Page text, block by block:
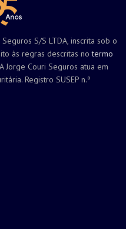
S/S LTDA, inscrita sob o
às regras descritas notermo
Jorge Couri Seguros atua em
Registro SUSEP n.º